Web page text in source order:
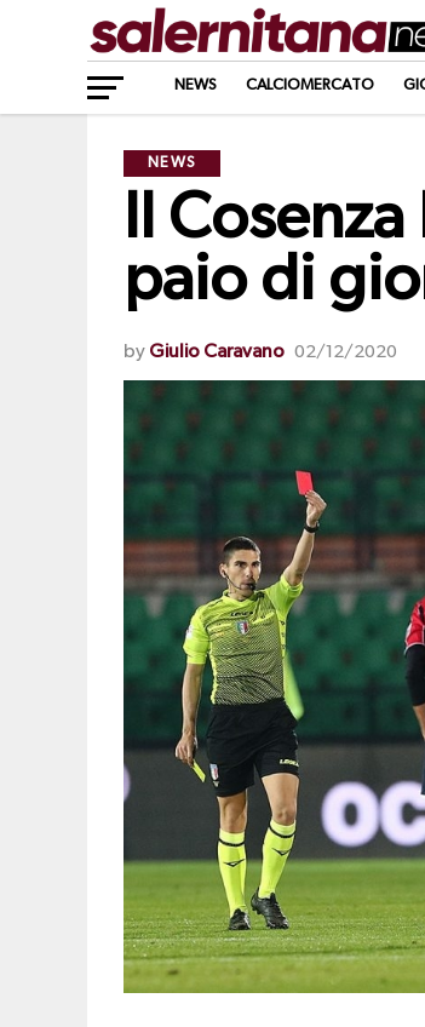
NEWS CALCIOMERCATO
NEWS
Il
paio di
by Giulio Caravano 02/12/2020